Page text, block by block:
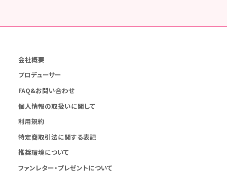
会社概要
プロデューサー
FAQ&お問い合わせ
個人情報の取扱いに関して
利用規約
特定商取引法に関する表記
推奨環境について
ファンレター・プレゼントについて